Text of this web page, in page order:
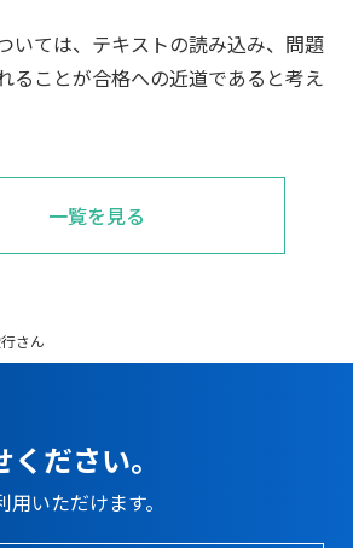
いては、テキストの読み込み、問題
ることが合格への近道であると考え
一覧を見る
さん
ださい。
いただけます。